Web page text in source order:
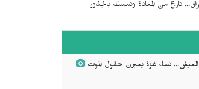
تاريخ من المعاناة وتمسك بالجذور
نساء غزة يعبرن حقول الموت